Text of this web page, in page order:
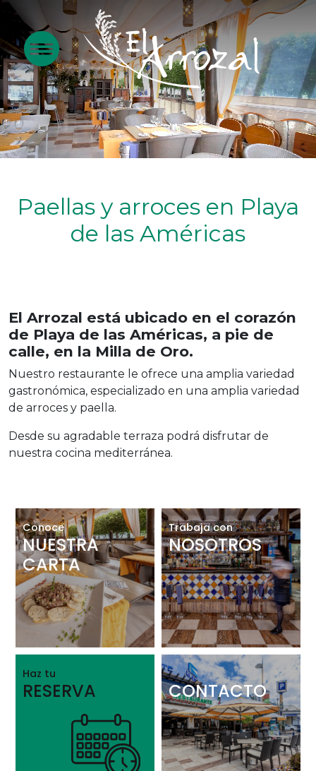
Paellas y arroces en Playa
de las Américas
El Arrozal está ubicado en el corazón
de Playa de las Américas, a pie de
calle, en la Milla de Oro.
Nuestro restaurante le ofrece una amplia variedad
gastronómica, especializado en una amplia variedad
de arroces y paella.
Desde su agradable terraza podrá disfrutar de
nuestra cocina mediterránea.
Conoce
NUESTRA
CARTA
Trabaja con
NOSOTROS
Haz tu
RESERVA CONTACTO